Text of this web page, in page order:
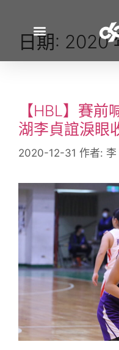
日期: 2020
【HBL】賽
湖李貞誼淚眼
2020-12-31 作者: 李